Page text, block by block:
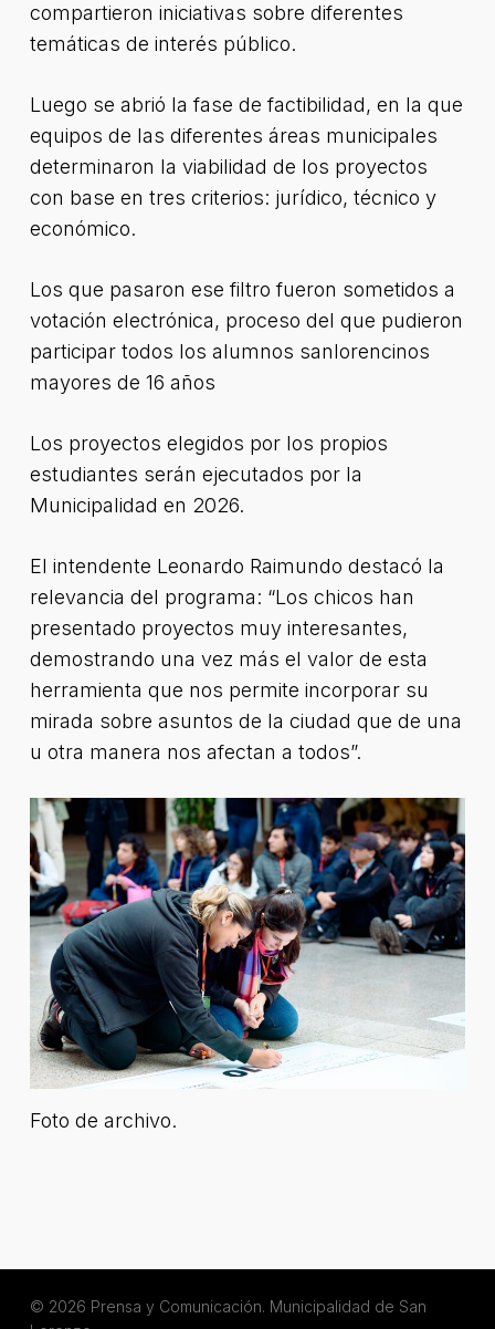
compartieron iniciativas sobre diferentes
temáticas de interés público.
Luego se abrió la fase de factibilidad, en la que
equipos de las diferentes áreas municipales
determinaron la viabilidad de los proyectos
con base en tres criterios: jurídico, técnico y
económico.
Los que pasaron ese filtro fueron sometidos a
votación electrónica, proceso del que pudieron
participar todos los alumnos sanlorencinos
mayores de 16 años
Los proyectos elegidos por los propios
estudiantes serán ejecutados por la
Municipalidad en 2026.
El intendente Leonardo Raimundo destacó la
relevancia del programa: “Los chicos han
presentado proyectos muy interesantes,
demostrando una vez más el valor de esta
herramienta que nos permite incorporar su
mirada sobre asuntos de la ciudad que de una
u otra manera nos afectan a todos”.
Foto de archivo.
© 2026 Prensa y Comunicación. Municipalidad de San